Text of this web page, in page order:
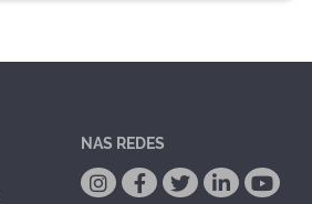
NAS REDES